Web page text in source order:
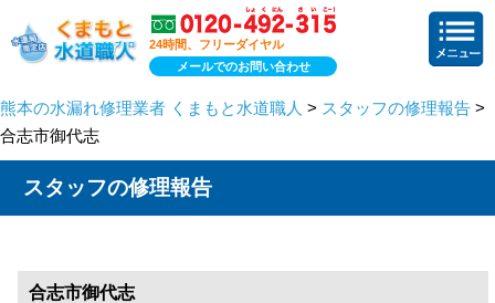
24時間、フリーダイヤル
メールでのお問い合わせ
熊本の水漏れ修理業者 くまもと水道職人 > スタッフの修理報告 >
合志市御代志
スタッフの修理報告
合志市御代志